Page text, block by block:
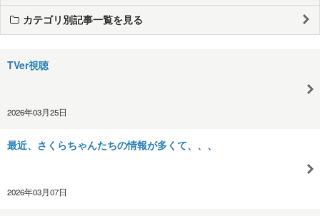
カテゴリ別記事一覧を見る
TVer視聴
2026年03月25日
最近、さくらちゃんたちの情報が多くて、、、
2026年03月07日